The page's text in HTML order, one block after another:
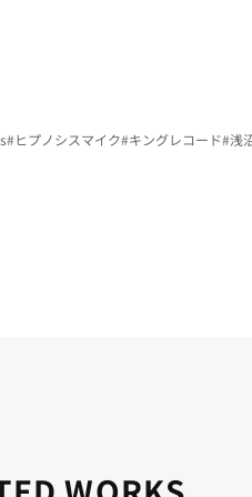
#ヒプノシスマイク#キングレコード#浅